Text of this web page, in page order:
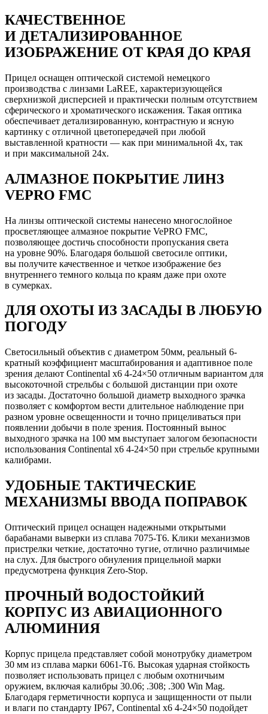
КАЧЕСТВЕННОЕ
И ДЕТАЛИЗИРОВАННОЕ
ИЗОБРАЖЕНИЕ ОТ КРАЯ ДО КРАЯ
Прицел оснащен оптической системой немецкого
производства с линзами LaREE, характеризующейся
сверхнизкой дисперсией и практически полным отсутствием
сферического и хроматического искажения. Такая оптика
обеспечивает детализированную, контрастную и ясную
картинку с отличной цветопередачей при любой
выставленной кратности — как при минимальной 4х, так
и при максимальной 24х.
АЛМАЗНОЕ ПОКРЫТИЕ ЛИНЗ
VEPRO FMC
На линзы оптической системы нанесено многослойное
просветляющее алмазное покрытие VePRO FMC,
позволяющее достичь способности пропускания света
на уровне 90%. Благодаря большой светосиле оптики,
вы получите качественное и четкое изображение без
внутреннего темного кольца по краям даже при охоте
в сумерках.
ДЛЯ ОХОТЫ ИЗ ЗАСАДЫ В ЛЮБУЮ
ПОГОДУ
Светосильный объектив с диаметром 50мм, реальный 6-
кратный коэффициент масштабирования и адаптивное поле
зрения делают Continental x6 4-24×50 отличным вариантом для
высокоточной стрельбы с большой дистанции при охоте
из засады. Достаточно большой диаметр выходного зрачка
позволяет с комфортом вести длительное наблюдение при
разном уровне освещенности и точно прицеливаться при
появлении добычи в поле зрения. Постоянный вынос
выходного зрачка на 100 мм выступает залогом безопасности
использования Continental x6 4-24×50 при стрельбе крупными
калибрами.
УДОБНЫЕ ТАКТИЧЕСКИЕ
МЕХАНИЗМЫ ВВОДА ПОПРАВОК
Оптический прицел оснащен надежными открытыми
барабанами выверки из сплава 7075-T6. Клики механизмов
пристрелки четкие, достаточно тугие, отлично различимые
на слух. Для быстрого обнуления прицельной марки
предусмотрена функция Zero-Stop.
ПРОЧНЫЙ ВОДОСТОЙКИЙ
КОРПУС ИЗ АВИАЦИОННОГО
АЛЮМИНИЯ
Корпус прицела представляет собой монотрубку диаметром
30 мм из сплава марки 6061-Т6. Высокая ударная стойкость
позволяет использовать прицел с любым охотничьим
оружием, включая калибры 30.06; .308; .300 Win Mag.
Благодаря герметичности корпуса и защищенности от пыли
и влаги по стандарту IP67, Continental x6 4-24×50 подойдет